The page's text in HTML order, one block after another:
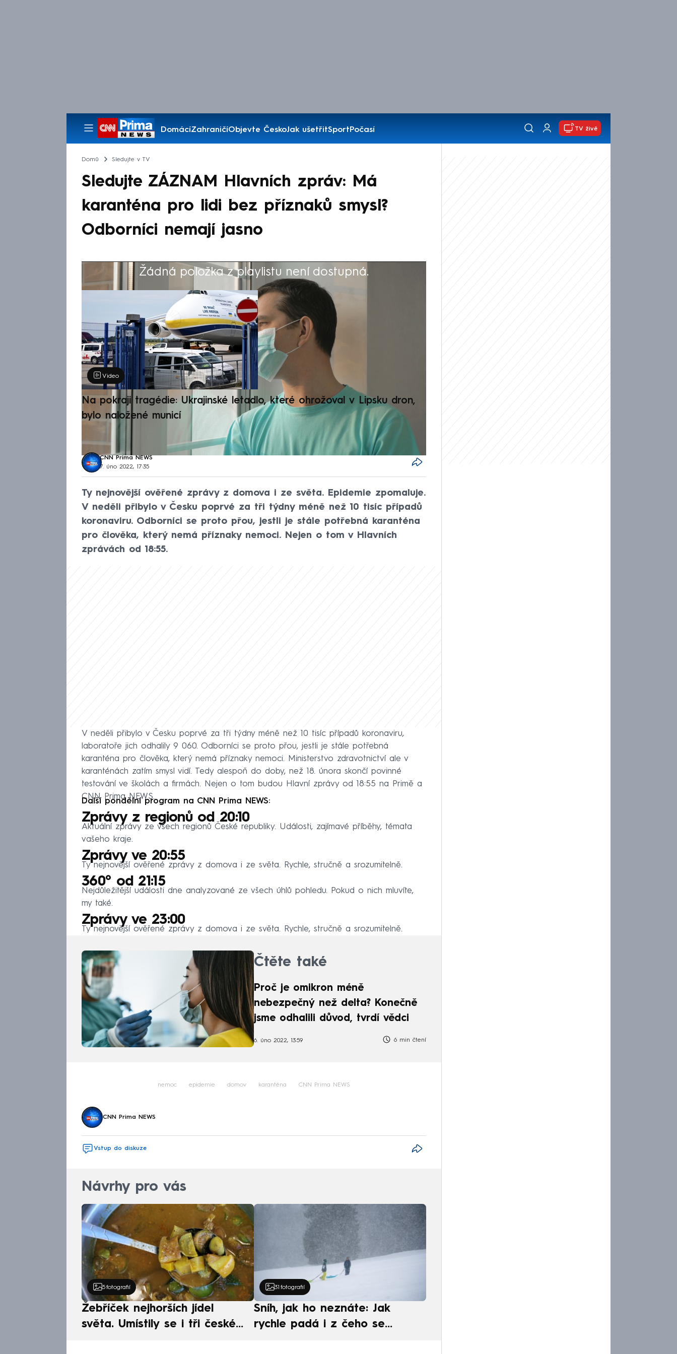
DomácíZahraničíObjevte ČeskoJak ušetřitSportPočasí
Pořady
TV živě
Domů Sledujte v TV
Sledujte ZÁZNAM Hlavních zpráv: Má
karanténa pro lidi bez příznaků smysl?
Odborníci nemají jasno
Žádná položka z playlistu není dostupná.
Výběr redakce
Video
Na pokraji tragédie: Ukrajinské letadlo, které ohrožoval v Lipsku dron,
bylo naložené municí
CNN Prima NEWS
7. úno 2022, 17:35
Ty nejnovější ověřené zprávy z domova i ze světa. Epidemie zpomaluje.
V neděli přibylo v Česku poprvé za tři týdny méně než 10 tisíc případů
koronaviru. Odborníci se proto přou, jestli je stále potřebná karanténa
pro člověka, který nemá příznaky nemoci. Nejen o tom v Hlavních
zprávách od 18:55.
V neděli přibylo v Česku poprvé za tři týdny méně než 10 tisíc případů koronaviru,
laboratoře jich odhalily 9 060. Odborníci se proto přou, jestli je stále potřebná
karanténa pro člověka, který nemá příznaky nemoci. Ministerstvo zdravotnictví ale v
karanténách zatím smysl vidí. Tedy alespoň do doby, než 18. února skončí povinné
testování ve školách a firmách. Nejen o tom budou Hlavní zprávy od 18:55 na Primě a
CNN Prima NEWS.
Další pondělní program na CNN Prima NEWS:
Zprávy z regionů od 20:10
Aktuální zprávy ze všech regionů České republiky. Události, zajímavé příběhy, témata
vašeho kraje.
Zprávy ve 20:55
Ty nejnovější ověřené zprávy z domova i ze světa. Rychle, stručně a srozumitelně.
360° od 21:15
Nejdůležitější události dne analyzované ze všech úhlů pohledu. Pokud o nich mluvíte,
my také.
Zprávy ve 23:00
Ty nejnovější ověřené zprávy z domova i ze světa. Rychle, stručně a srozumitelně.
Čtěte také
Proč je omikron méně
nebezpečný než delta? Konečně
jsme odhalili důvod, tvrdí vědci
6. úno 2022, 13:59 6 min čtení
nemoc epidemie domov karanténa CNN Prima NEWS
CNN Prima NEWS
Vstup do diskuze
Návrhy pro vás
5 fotografií
Žebříček nejhorších jídel
světa. Umístily se i tři české
31 fotografií
Sníh, jak ho neznáte: Jak
rychle padá i z čeho se